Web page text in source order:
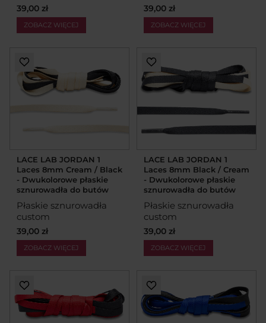
39,00 zł
ZOBACZ WIĘCEJ
39,00 zł
ZOBACZ WIĘCEJ
LACE LAB JORDAN 1
Laces 8mm Cream / Black
- Dwukolorowe płaskie
sznurowadła do butów
Płaskie sznurowadła
custom
39,00 zł
ZOBACZ WIĘCEJ
LACE LAB JORDAN 1
Laces 8mm Black / Cream
- Dwukolorowe płaskie
sznurowadła do butów
Płaskie sznurowadła
custom
39,00 zł
ZOBACZ WIĘCEJ